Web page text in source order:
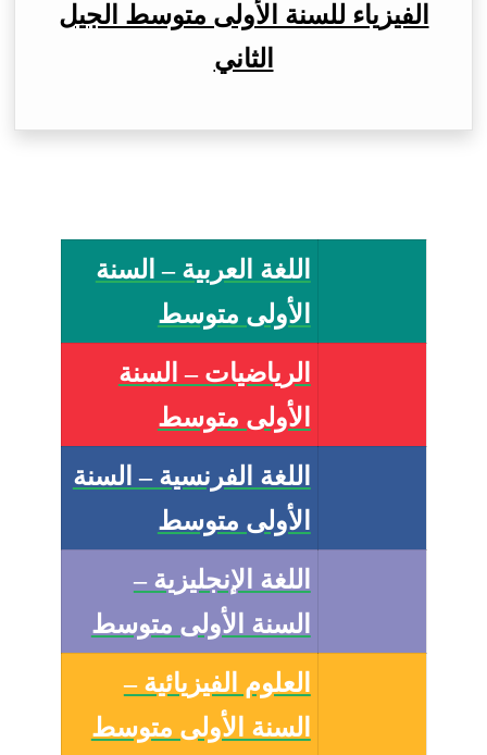
الفيزياء للسنة الأولى متوسط الجيل
الثاني
اللغة العربية – السنة
الأولى متوسط
الرياضيات – السنة
الأولى متوسط
اللغة الفرنسية – السنة
الأولى متوسط
اللغة الإنجليزية –
السنة الأولى متوسط
العلوم الفيزيائية –
السنة الأولى متوسط